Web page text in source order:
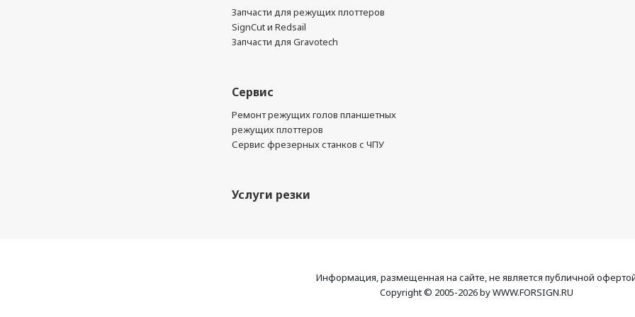
Запчасти для режущих плоттеров
SignCut и Redsail
Запчасти для Gravotech
Сервис
Ремонт режущих голов планшетных
режущих плоттеров
Сервис фрезерных станков с ЧПУ
Услуги резки
Информация, размещенная на сайте, не является публичной
Copyright © 2005-2026 by WWW.FORSIGN.RU